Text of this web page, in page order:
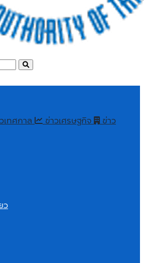
เทศกาล ข่าวเศรษฐกิจ ข่าว
ว